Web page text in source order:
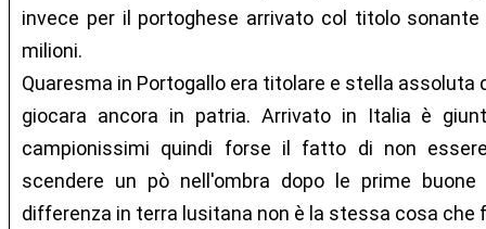
invece per il portoghese arrivato col titolo
milioni.
Quaresma in Portogallo era titolare e stella assoluta
giocara ancora in patria. Arrivato in Italia è
campionissimi quindi forse il fatto di non
scendere un pò nell'ombra dopo le prime
differenza in terra lusitana non è la stessa cosa che